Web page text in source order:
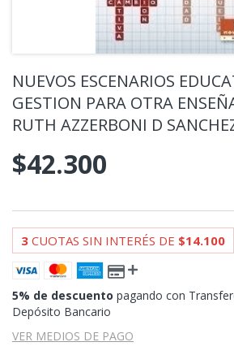
NUEVOS ESCENARIOS
GESTION PARA OTRA
RUTH AZZERBONI D
$42.300
3 CUOTAS SIN INTERÉS DE $14.100
5% de descuento pagando con
Depósito Bancario
VER MEDIOS DE PAGO